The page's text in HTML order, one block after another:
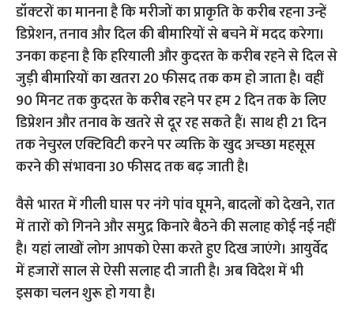
डॉक्‍टरों का मानना है कि मरीजों का प्राकृति के करीब रहना उन्‍हें
डिप्रेशन, तनाव और दिल की बीमारियों से बचने में मदद करेगा।
उनका कहना है कि हरियाली और कुदरत के करीब रहने से दिल से
जुड़ी बीमारियों का खतरा 20 फीसद तक कम हो जाता है। वहीं
90 मिनट तक कुदरत के करीब रहने पर हम 2 दिन तक के लिए
डिप्रेशन और तनाव के खतरे से दूर रह सकते हैं। साथ ही 21 दिन
तक नेचुरल एक्टिविटी करने पर व्‍यक्ति के खुद अच्‍छा महसूस
करने की संभावना 30 फीसद तक बढ़ जाती है।
वैसे भारत में गीली घास पर नंगे पांव घूमने, बादलों को देखने, रात
में तारों को गिनने और समुद्र किनारे बैठने की सलाह कोई नई नहीं
है। यहां लाखों लोग आपको ऐसा करते हुए दिख जाएंगे। आयुर्वेद
में हजारों साल से ऐसी सलाह दी जाती है। अब विदेश में भी
इसका चलन शुरू हो गया है।